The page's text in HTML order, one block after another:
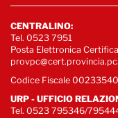
CENTRALINO:
Tel. 0523 7951
Posta Elettronica
Codice Fiscale
URP - UFFICIO
Tel. 0523 795346/